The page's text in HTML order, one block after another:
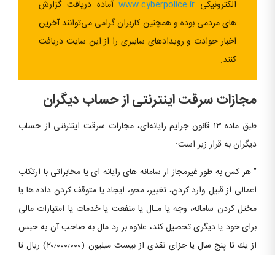
الکترونیکی www.cyberpolice.irآماده دریافت گزارش
های مردمی بوده و همچنین کاربران گرامی می‌توانند آخرین
اخبار حوادث و رویدادهای سایبری را از این سایت دریافت
کنند.
مجازات سرقت اینترنتی از حساب دیگران
طبق ماده ۱۳ قانون جرایم رایانه‌ای، مجازات سرقت اینترنتی از حساب
دیگران به قرار زیر است:
” هر كس به طور غیرمجاز از سامانه های رایانه ای یا مخابراتی با ارتكاب
اعمالی از قبیل وارد كردن، تغییر، محو، ایجاد یا متوقف كردن داده ها یا
مختل كردن سامانه، وجه یا مـال یا منفعت یا خدمات یا امتیازات مالی
برای خود یا دیگری تحصیل كند، علاوه بر رد مال به صاحب آن به حبس
از یك تا پنج سال یا جزای نقدی از بیست میلیون (۲۰٫۰۰۰٫۰۰۰) ریال تا